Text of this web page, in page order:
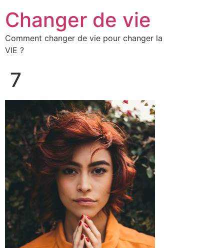
Changer de vie
Comment changer de vie pour changer la
VIE ?
7